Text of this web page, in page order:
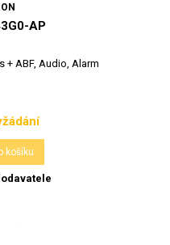
AP
+ ABF, Audio, Alarm
košíku